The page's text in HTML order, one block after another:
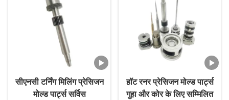
सीएनसी टर्निंग मिलिंग प्रेसिजन
मोल्ड पार्ट्स सर्विस
हॉट रनर प्रेसिजन मोल्ड पार्ट्स
गुहा और कोर के लिए सम्मिलित